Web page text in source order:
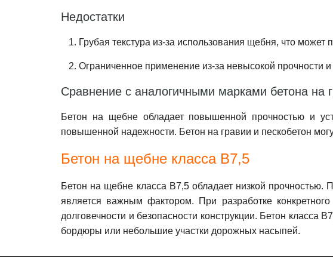
Недостатки
Грубая текстура из-за использования щебня, что может
Ограниченное применение из-за невысокой прочности и
Сравнение с аналогичными марками бетона на
Бетон на щебне обладает повышенной прочностью и
повышенной надежности. Бетон на гравии и пескобетон
Бетон на щебне класса В7,5
Бетон на щебне класса В7,5 обладает низкой прочностью.
является важным фактором. При разработке
долговечности и безопасности конструкции. Бетон
бордюры или небольшие участки дорожных насыпей.